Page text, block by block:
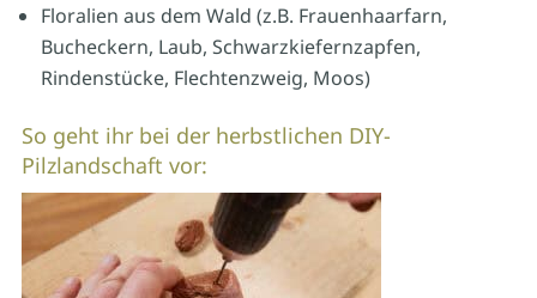
Floralien aus dem Wald (z.B. Frauenhaarfarn,
Bucheckern, Laub, Schwarzkiefernzapfen,
Rindenstücke, Flechtenzweig, Moos)
So geht ihr bei der herbstlichen DIY-
Pilzlandschaft vor: